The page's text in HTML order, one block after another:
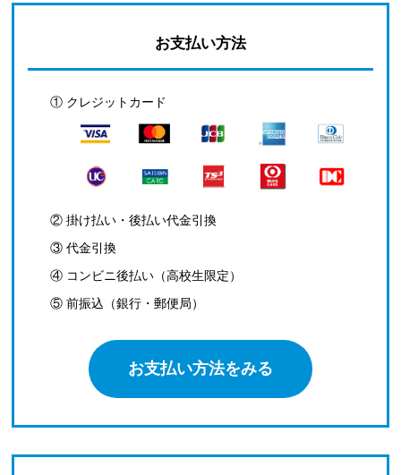
お支払い方法
① クレジットカード
② 掛け払い・後払い代金引換
③ 代金引換
④ コンビニ後払い（高校生限定）
⑤ 前振込（銀行・郵便局）
お支払い方法をみる